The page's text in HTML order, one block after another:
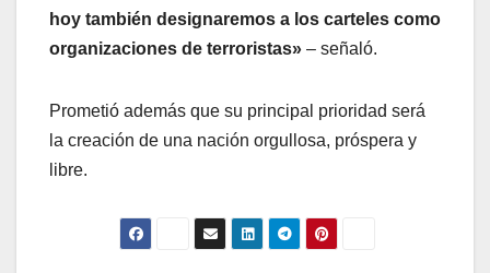
hoy también designaremos a los carteles como
organizaciones de terroristas» – señaló.
Prometió además que su principal prioridad será
la creación de una nación orgullosa, próspera y
libre.